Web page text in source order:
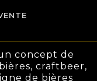
concept de
craftbeer,
de bières